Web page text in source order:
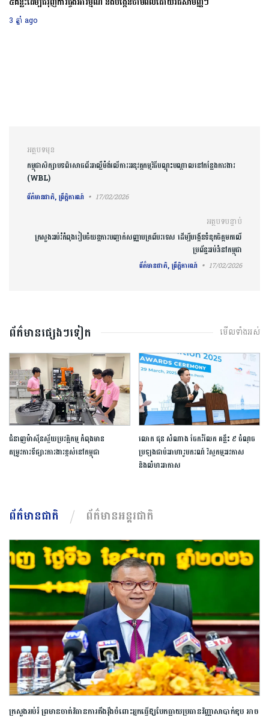
3 ឆ្នាំ ago
ការ​នាំទិស​ប្រកាស
អត្ថបទមុន
កម្ពុជាសិក្សាបទពិសោធពីអាល្លឺម៉ង់លើការអនុវត្តកម្មវិធីបណ្តុះបណ្តាលនៅកន្លែងការងារ
(WBL)
ព័ត៌មានជាតិ, ព្រឹត្តិការណ៍ 17/02/2026
អត្ថបទបន្ទាប់
ក្រសួងអប់រំកំពុងរៀបចំយន្តការបញ្ជាក់សញ្ញាបត្រពីបរទេស ដើម្បីបង្កើនទំនុកចិត្ត​មកលើ
ប្រព័ន្ធអប់រំនៅកម្ពុជា
ព័ត៌មានជាតិ, ព្រឹត្តិការណ៍ 17/02/2026
ព័ត៌មានផ្សេងៗទៀត មើលទាំងអស់
ជំនាញ​ម៉ាស៊ីន​ស្វ័យប្រវត្តិកម្ម​ ​កំពុង​មាន​
តម្រូវការទីផ្សារការងារ​ខ្ពស់​នៅ​កម្ពុជា​
លោក ជុន សំណាង ចែករំលែក គន្លឹះ ៩ ចំណុច
ប្រឡងជាប់អាហារូបករណ៍ វិស្វកម្មអវកាស
និងលំហអាកាស
ព័ត៌មានជាតិ ព័ត៌មានអន្តរជាតិ
ក្រសួង​អប់រំ ​ព្រមាន​ចាត់​វិធានការ​តឹងរ៉ឹង​ចំពោះ​អ្នក​ធ្វើឱ្យ​បែកធ្លាយ​ប្រធាន​វិញ្ញាសា​បាក់ឌុប ​អាច​